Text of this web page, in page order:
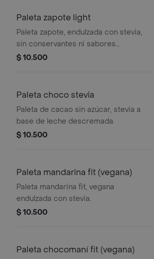
Paleta zapote light
Paleta zapote, endulzada con stevia,
sin conservantes ni sabores
artificiales.
$ 10.500
Paleta choco stevia
Paleta de cacao sin azúcar, stevia a
base de leche descremada.
$ 10.500
Paleta mandarina fit (vegana)
Paleta mandarina fit, vegana
endulzada con stevia.
$ 10.500
Paleta chocomaní fit (vegana)